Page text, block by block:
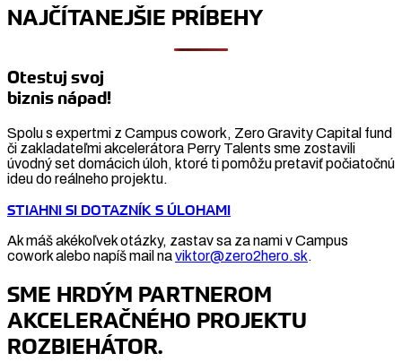
NAJČÍTANEJŠIE PRÍBEHY
Otestuj svoj
biznis nápad!
Spolu s expertmi z Campus cowork, Zero Gravity Capital fund
či zakladateľmi akcelerátora Perry Talents sme zostavili
úvodný set domácich úloh, ktoré ti pomôžu pretaviť počiatočnú
ideu do reálneho projektu.
STIAHNI SI DOTAZNÍK S ÚLOHAMI
Ak máš akékoľvek otázky, zastav sa za nami v Campus
cowork alebo napíš mail naviktor@zero2hero.sk.
SME HRDÝM PARTNEROM
AKCELERAČNÉHO PROJEKTU
ROZBIEHÁTOR.